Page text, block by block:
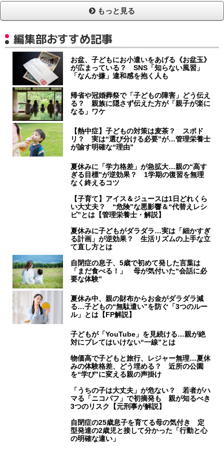
もっと見る
編集部おすすめ記事
お盆、子どもにお小遣いをあげる《お盆玉》
が広まっている？ SNS「知らない風習」
「なんか嫌」違和感を抱く人も
帰省や冠婚葬祭で「子どもの障害」どう伝え
る？ 親族に隠さず伝えた方が「親子が楽に
なる」ワケ
【熱中症】子どもの対策は麦茶？ スポド
リ？ 実は“選び分ける必要”が…管理栄養士
が諭す明確な“理由”
夏休みに「学力格差」が急拡大…親の“高す
ぎる目標”が逆効果？ 1学期の復習を無理
なく終えるコツ
【子育て】アイス＆ジュースは1日どれくら
い大丈夫？ “危険”な悪影響＆“代替えレシ
ピ”とは【管理栄養士・解説】
夏休みに子どもがダラダラ…実は「細かすぎ
る計画」が逆効果？ 生活リズムの上手な立
て直し方とは
自閉症の息子、5歳で初めて発した言葉は
「まだ食べる！」 母が気付いた“会話に必
要な体験”
夏休み中、親の財布からお金がダラダラ減
る…子どもの“無駄遣い”を防ぐ「3つのルー
ル」とは【FP解説】
子どもが「YouTube」を見続ける…親が絶
対にブレてはいけない“一線”とは
物価高で子どもと旅行、レジャー無理…夏休
みの体験格差、どう埋める？ 近所の公園
を“学び”に変える親の声掛け
「うちの子は大丈夫」が危ない？ 若者がハ
マる「ニコパフ」で初摘発も 親が知るべき
3つのリスク【元刑事が解説】
自閉症の25歳息子を育てる母の気付き 定
型発達の2歳児と接して分かった「行動と心
の明確な違い」